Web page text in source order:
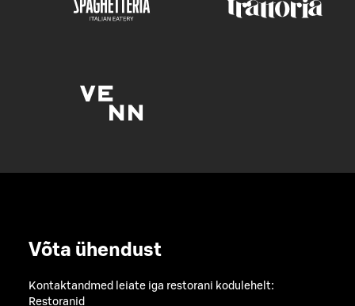
Võta ühendust
Kontaktandmed leiate iga restorani kodulehelt:
Restoranid